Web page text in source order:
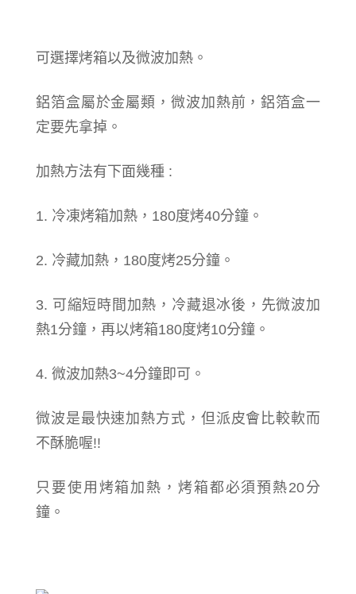
可選擇烤箱以及微波加熱。
鋁箔盒屬於金屬類，微波加熱前，鋁箔盒一
定要先拿掉。
加熱方法有下面幾種 :
1. 冷凍烤箱加熱，180度烤40分鐘。
2. 冷藏加熱，180度烤25分鐘。
3. 可縮短時間加熱，冷藏退冰後，先微波加
熱1分鐘，再以烤箱180度烤10分鐘。
4. 微波加熱3~4分鐘即可。
微波是最快速加熱方式，但派皮會比較軟而
不酥脆喔!!
只要使用烤箱加熱，烤箱都必須預熱20分
鐘。